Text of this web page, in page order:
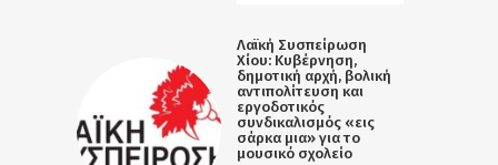
Λαϊκή Συσπείρωση
Χίου: Κυβέρνηση,
δημοτική αρχή, βολική
αντιπολίτευση και
εργοδοτικός
συνδικαλισμός «εις
σάρκα μια» για το
μουσικό σχολείο